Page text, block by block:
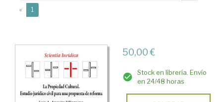
« 1
50,00 €
Stock en librería. Envío
en 24/48 horas